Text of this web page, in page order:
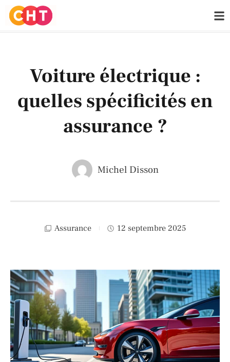
Voiture électrique :
quelles spécificités en
assurance ?
Michel Disson
Assurance 12 septembre 2025